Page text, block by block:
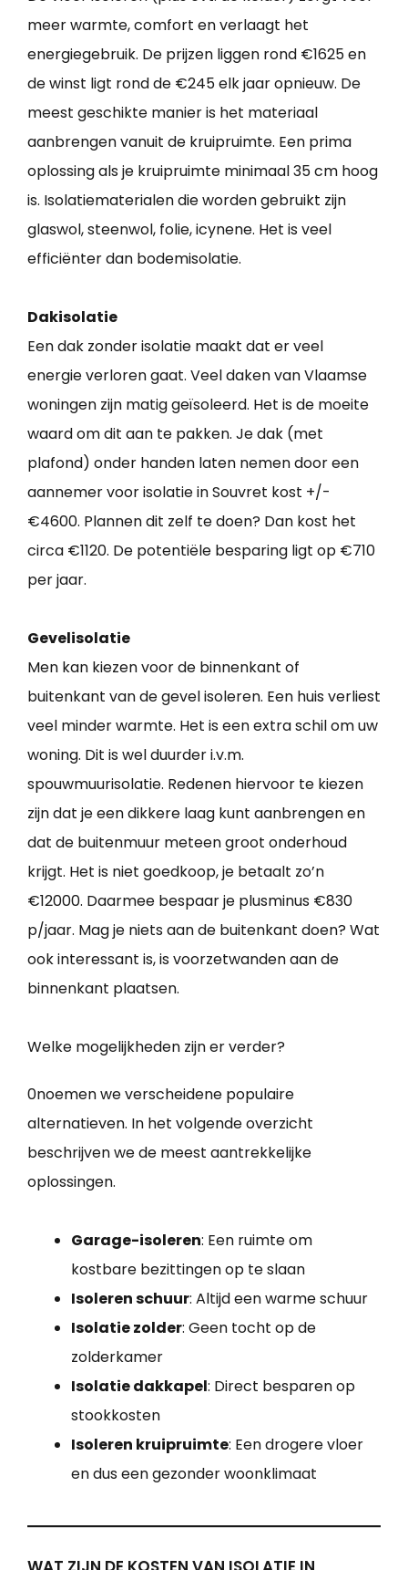
meer warmte, comfort en verlaagt het
energiegebruik. De prijzen liggen rond €1625 en
de winst ligt rond de €245 elk jaar opnieuw. De
meest geschikte manier is het materiaal
aanbrengen vanuit de kruipruimte. Een prima
oplossing als je kruipruimte minimaal 35 cm hoog
is. Isolatiematerialen die worden gebruikt zijn
glaswol, steenwol, folie, icynene. Het is veel
efficiënter dan bodemisolatie.
Dakisolatie
Een dak zonder isolatie maakt dat er veel
energie verloren gaat. Veel daken van Vlaamse
woningen zijn matig geïsoleerd. Het is de moeite
waard om dit aan te pakken. Je dak (met
plafond) onder handen laten nemen door een
aannemer voor isolatie in Souvret kost +/-
€4600. Plannen dit zelf te doen? Dan kost het
circa €1120. De potentiële besparing ligt op €710
per jaar.
Gevelisolatie
Men kan kiezen voor de binnenkant of
buitenkant van de gevel isoleren. Een huis verliest
veel minder warmte. Het is een extra schil om uw
woning. Dit is wel duurder i.v.m.
spouwmuurisolatie. Redenen hiervoor te kiezen
zijn dat je een dikkere laag kunt aanbrengen en
dat de buitenmuur meteen groot onderhoud
krijgt. Het is niet goedkoop, je betaalt zo’n
€12000. Daarmee bespaar je plusminus €830
p/jaar. Mag je niets aan de buitenkant doen? Wat
ook interessant is, is voorzetwanden aan de
binnenkant plaatsen.
Welke mogelijkheden zijn er verder?
0noemen we verscheidene populaire
alternatieven. In het volgende overzicht
beschrijven we de meest aantrekkelijke
oplossingen.
Garage-isoleren: Een ruimte om
kostbare bezittingen op te slaan
Isoleren schuur: Altijd een warme schuur
Isolatie zolder: Geen tocht op de
zolderkamer
Isolatie dakkapel: Direct besparen op
stookkosten
Isoleren kruipruimte: Een drogere vloer
en dus een gezonder woonklimaat